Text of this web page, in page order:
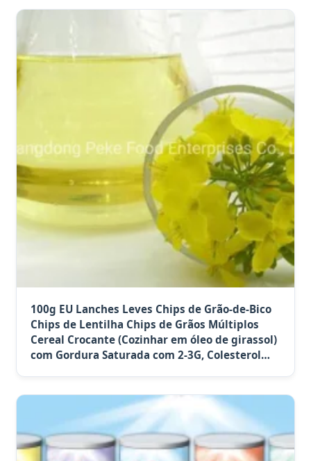
100g EU Lanches Leves Chips de Grão-de-Bico
Chips de Lentilha Chips de Grãos Múltiplos
Cereal Crocante (Cozinhar em óleo de girassol)
com Gordura Saturada com 2-3G, Colesterol